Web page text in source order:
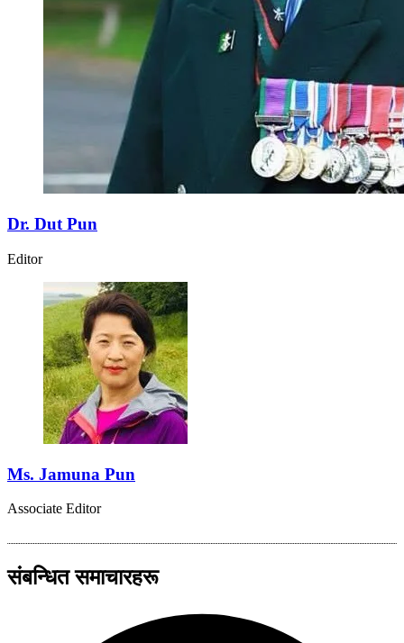
Dr. Dut Pun
Editor
Ms. Jamuna Pun
Associate Editor
संबन्धित समाचारहरू